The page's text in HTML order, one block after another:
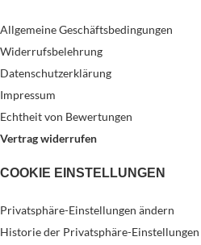
Allgemeine Geschäftsbedingungen
Widerrufsbelehrung
Datenschutzerklärung
Impressum
Echtheit von Bewertungen
Vertrag widerrufen
COOKIE EINSTELLUNGEN
Privatsphäre-Einstellungen ändern
Historie der Privatsphäre-Einstellungen